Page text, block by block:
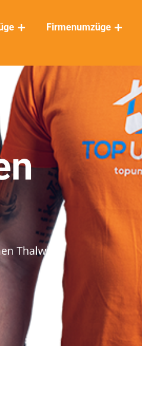
Firmenumzüge
Thalwil